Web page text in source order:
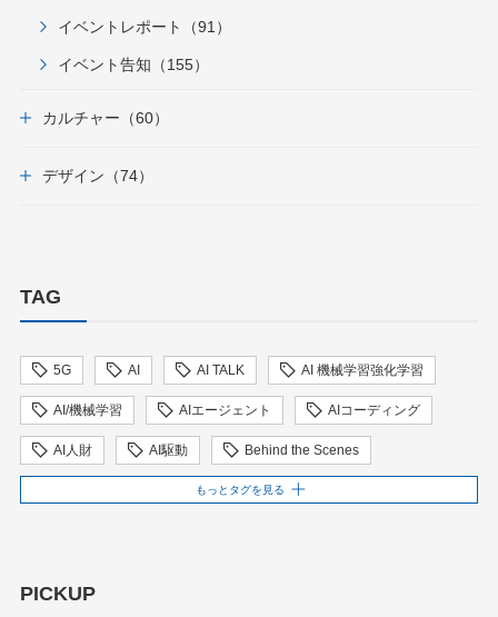
イベントレポート（91）
イベント告知（155）
カルチャー（60）
デザイン（74）
TAG
5G AI AI TALK AI 機械学習強化学習
AI/機械学習 AIエージェント AIコーディング
AI人財 AI駆動 Behind the Scenes
blockchain ChatGPT
もっとタグを見る
PICKUP